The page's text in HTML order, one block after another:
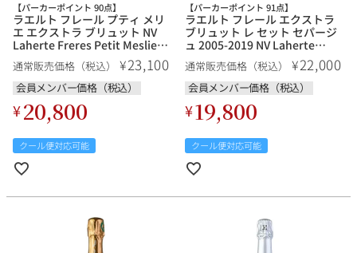
【パーカーポイント 90点】
ラエルト フレール プティ メリ
エ エクストラ ブリュット NV
Laherte Freres Petit Meslier
Extra Brut フランス シャンパン
シャンパーニュ
通常販売価格（税込） ¥23,100
会員メンバー価格（税込）
¥20,800
クール便対応可能
【パーカーポイント 91点】
ラエルト フレール エクストラ
ブリュット レ セット セパージ
ュ 2005-2019 NV Laherte
Freres Extra Brut Les 7
Cepages 2005-2019 フランス
シャンパン シャンパーニュ
通常販売価格（税込） ¥22,000
会員メンバー価格（税込）
¥19,800
クール便対応可能